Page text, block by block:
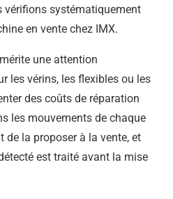
vérifions systématiquement
en vente chez IMX.
une attention
les vérins, les flexibles ou les
des coûts de réparation
les mouvements de chaque
de la proposer à la vente, et
est traité avant la mise